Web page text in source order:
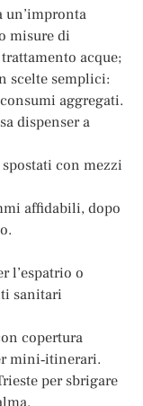
misure di
acque;
scelte semplici:
aggregati.
dispenser a
spostati con mezzi
affidabili, dopo
l’espatrio o
sanitari
copertura
mini‑itinerari.
per sbrigare